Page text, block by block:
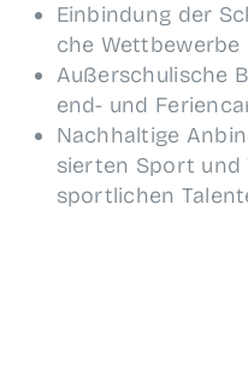
Ein­bin­dung der
che Wettbewerbe
Außer­schu­li­sche
end- und
Nach­hal­ti­ge
sier­ten Sport und
sport­li­chen